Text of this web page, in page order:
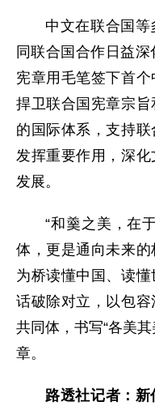
中文在联合国
同联合国合作日益
宪章用毛笔签下首
捍卫联合国宪章宗
的国际体系，支持
发挥重要作用，深
发展。
“和羹之美，在
体，更是通向未来
为桥读懂中国、读
话破除对立，以包
共同体，书写“各美
章。
路透社记者：